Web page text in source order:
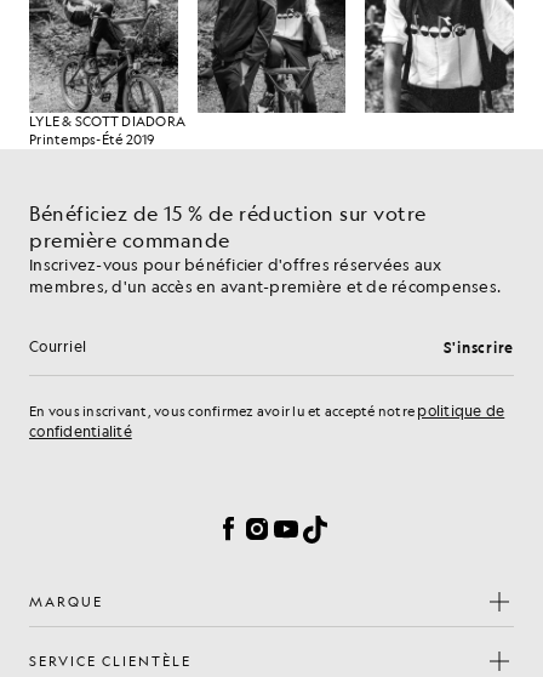
LYLE & SCOTT DIADORA
Printemps-Été 2019
Bénéficiez de 15 % de réduction sur votre
première commande
Inscrivez-vous pour bénéficier d'offres réservées aux
membres, d'un accès en avant-première et de récompenses.
Adresse e-mail S'inscrire
En vous inscrivant, vous confirmez avoir lu et accepté notre politique de
confidentialité
Facebook
Instagram
YouTube
TikTok
MARQUE
SERVICE CLIENTÈLE